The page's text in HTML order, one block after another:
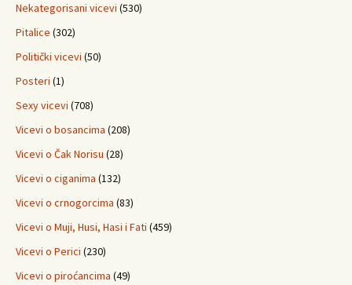
Nekategorisani vicevi (530)
Pitalice (302)
Politički vicevi (50)
Posteri (1)
Sexy vicevi (708)
Vicevi o bosancima (208)
Vicevi o Čak Norisu (28)
Vicevi o ciganima (132)
Vicevi o crnogorcima (83)
Vicevi o Muji, Husi, Hasi i Fati (459)
Vicevi o Perici (230)
Vicevi o piroćancima (49)